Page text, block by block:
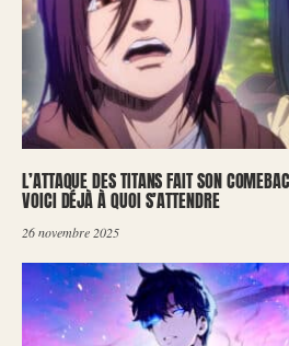
L’ATTAQUE DES TITANS FAIT SON
VOICI DÉJÀ À QUOI S’ATTENDRE
26 novembre 2025